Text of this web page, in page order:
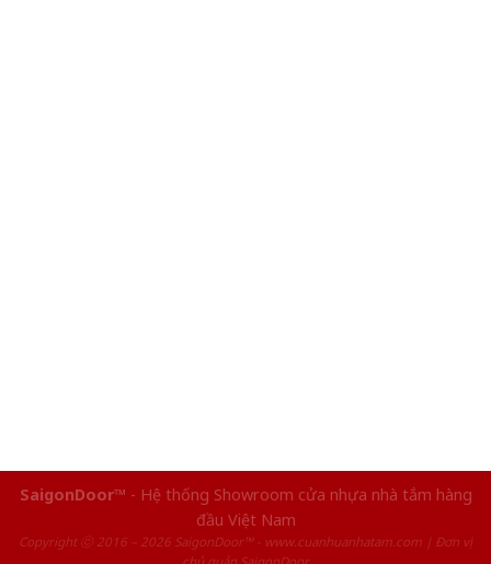
SaigonDoor™ - Hệ thống Showroom cửa nhựa nhà tắm hàng
đầu Việt Nam
Copyright ⓒ 2016 – 2026 SaigonDoor™ - www.cuanhuanhatam.com | Đơn vị